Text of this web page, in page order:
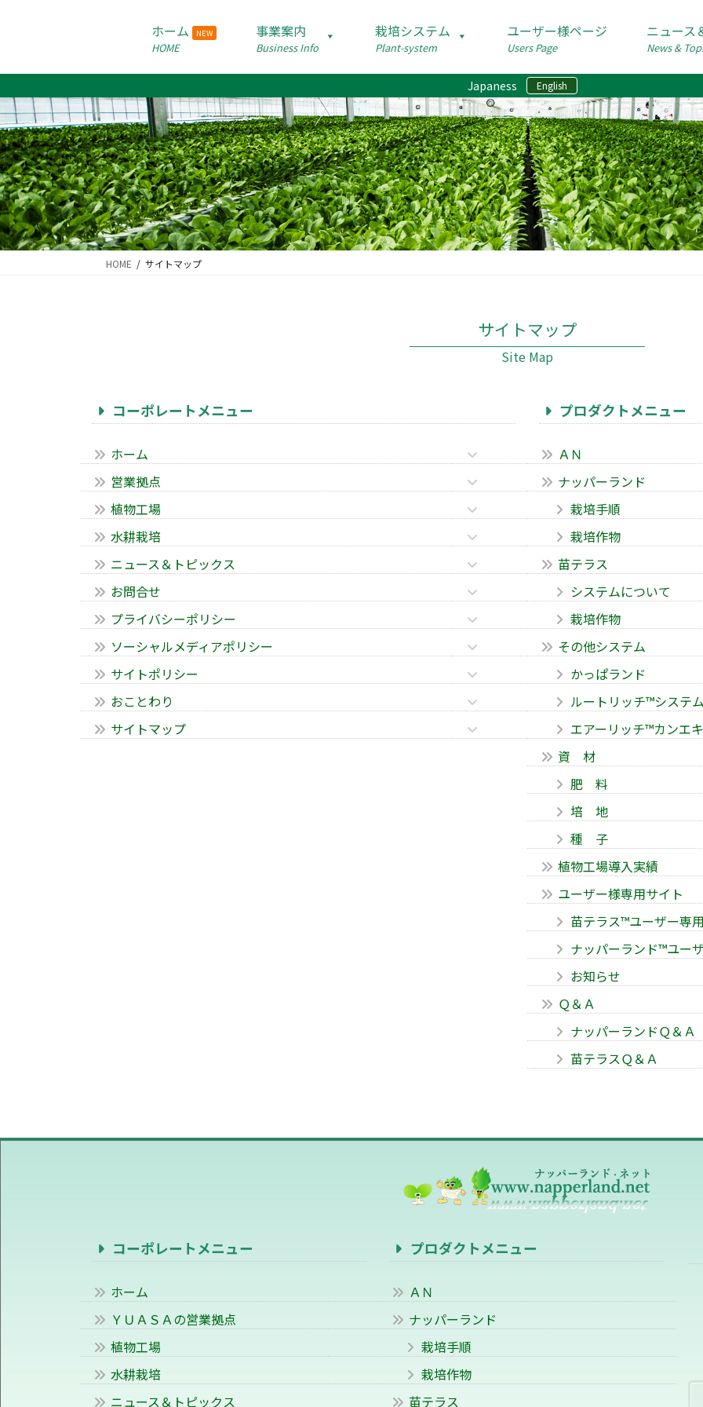
に
移
動
ョ
ン
に
移
動
ホーム NEW
HOME
事業案内
Business Info
栽培システム
Plant-system
ユーザー様ページ
Users Page
ニュース
News &
Japaness English
HOME サイトマップ
サイトマップ
Site Map
コーポレートメニュー
ホーム
営業拠点
植物工場
水耕栽培
ニュース＆トピックス
お問合せ
プライバシーポリシー
ソーシャルメディアポリシー
サイトポリシー
おことわり
サイトマップ
プロダクトメニュー
ＡＮ
ナッパーランド
栽培手順
栽培作物
苗テラス
システムについて
栽培作物
その他システム
かっぱランド
ルートリッチ™システ
エアーリッチ™カンエ
資 材
肥 料
培 地
種 子
植物工場導入実績
ユーザー様専用サイト
苗テラス™ユーザー専
ナッパーランド™ユー
お知らせ
Ｑ＆Ａ
ナッパーランドＱ＆Ａ
苗テラスＱ＆Ａ
コーポレートメニュー
ホーム
ＹＵＡＳＡの営業拠点
植物工場
水耕栽培
ニュース＆トピックス
プロダクトメニュー
ＡＮ
ナッパーランド
栽培手順
栽培作物
苗テラス